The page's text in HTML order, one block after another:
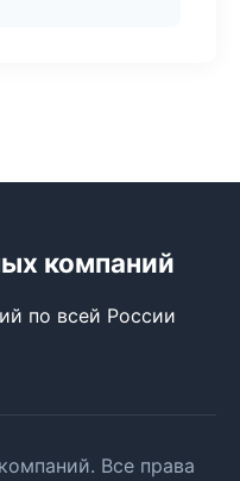
компаний
по всей России
Все права